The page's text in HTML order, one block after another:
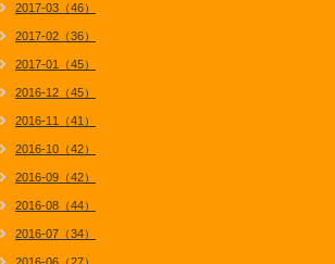
2017-03（46）
2017-02（36）
2017-01（45）
2016-12（45）
2016-11（41）
2016-10（42）
2016-09（42）
2016-08（44）
2016-07（34）